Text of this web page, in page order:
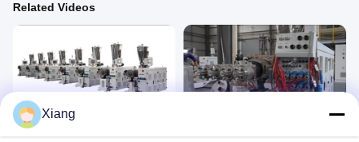
Related Videos
Extrusoras HYPET
Xiang